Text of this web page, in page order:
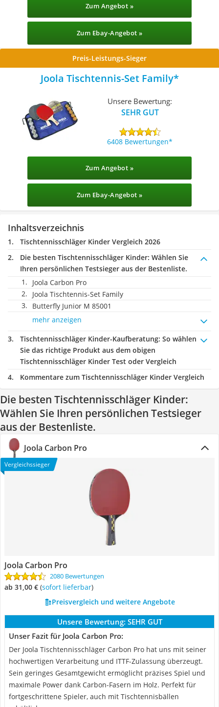
Zum Angebot »
Zum Ebay-Angebot »
Preis-Leistungs-Sieger
Joola Tischtennis-Set Family
Unsere Bewertung:
SEHR GUT
6408 Bewertungen
Zum Angebot »
Zum Ebay-Angebot »
Inhaltsverzeichnis
Tischtennisschläger Kinder Vergleich 2026
Die besten Tischtennisschläger Kinder: Wählen Sie
Ihren persönlichen Testsieger aus der Bestenliste.
Joola Carbon Pro
Joola Tischtennis-Set Family
Butterfly Junior M 85001
mehr anzeigen
Tischtennisschläger Kinder-Kaufberatung: So wählen
Sie das richtige Produkt aus dem obigen
Tischtennisschläger Kinder Test oder Vergleich
Kommentare zum Tischtennisschläger Kinder Vergleich
Die besten Tischtennisschläger Kinder:
Wählen Sie Ihren persönlichen Testsieger
aus der Bestenliste.
Joola Carbon Pro
Vergleichssieger
Joola Carbon Pro
2080 Bewertungen
ab 31,00 € ( Sofort lieferbar)
Preisvergleich und weitere Angebote
Unsere Bewertung: SEHR GUT
Unser Fazit für Joola Carbon Pro:
Der Joola Tischtennisschläger Carbon Pro hat uns mit seiner
hochwertigen Verarbeitung und ITTF-Zulassung überzeugt.
Sein geringes Gesamtgewicht ermöglicht präzises Spiel und
maximale Power dank Carbon-Fasern im Holz. Perfekt für
fortgeschrittene Spieler, auch mit Tischtennisbällen